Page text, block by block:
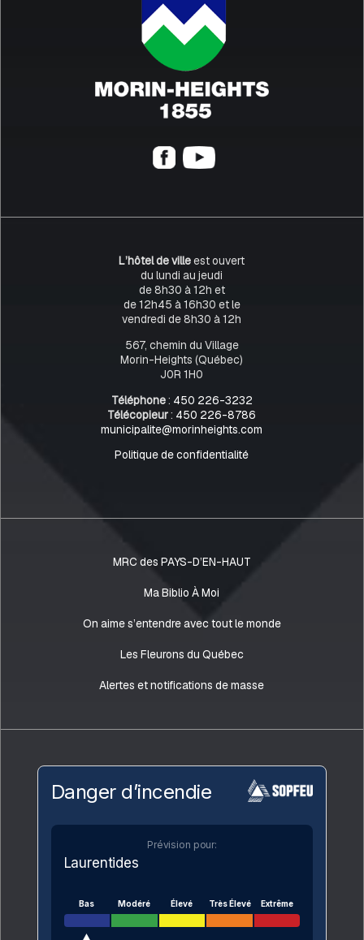
L’hôtel de villeest ouvert
du lundi au jeudi
de 8h30 à 12h et
de 12h45 à 16h30 et le
vendredi de 8h30 à 12h
567, chemin du Village
Morin-Heights (Québec)
J0R 1H0
Téléphone: 450 226-3232
Télécopieur: 450 226-8786
municipalite@morinheights.com
Politique de confidentialité
MRC des PAYS-D’EN-HAUT
Ma Biblio À Moi
On aime s’entendre avec tout le monde
Les Fleurons du Québec
Alertes et notifications de masse
Danger d’incendie
Prévision pour:
Laurentides
Bas Modéré Élevé Très Élevé Extrême